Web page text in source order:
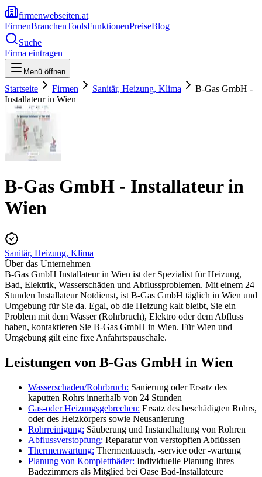
firmenwebseiten.at
FirmenBranchenToolsFunktionenPreiseBlog
Suche
Firma eintragen
Menü öffnen
Startseite Firmen Sanitär, Heizung, Klima
B-Gas GmbH -
Installateur in Wien
B-Gas GmbH - Installateur in
Wien
Sanitär, Heizung, Klima
Über das Unternehmen
B-Gas GmbH Installateur in Wien ist der Spezialist für Heizung,
Bad, Elektrik, Wasserschäden und Abflussproblemen. Mit einem 24
Stunden Installateur Notdienst, ist B-Gas GmbH täglich in Wien und
Umgebung für Sie da. Egal, ob die Heizung kalt bleibt, Sie ein
Problem mit dem Wasser (Rohrbruch), Elektro oder dem Abfluss
haben, kontaktieren Sie B-Gas GmbH in Wien. Für Wien und
Umgebung gilt eine fixe Anfahrtspauschale.
Leistungen von B-Gas GmbH in Wien
Wasserschaden/Rohrbruch: Sanierung oder Ersatz des
kaputten Rohrs innerhalb von 24 Stunden
Gas-oder Heizungsgebrechen: Ersatz des beschädigten Rohrs,
oder des Heizkörpers sowie Neusanierung
Rohrreinigung: Säuberung und Instandhaltung von Rohren
Abflussverstopfung: Reparatur von verstopften Abflüssen
Thermenwartung: Thermentausch, -service oder -wartung
Planung von Komplettbäder: Individuelle Planung Ihres
Badezimmers als Mitglied bei Oase Bad-Installateure